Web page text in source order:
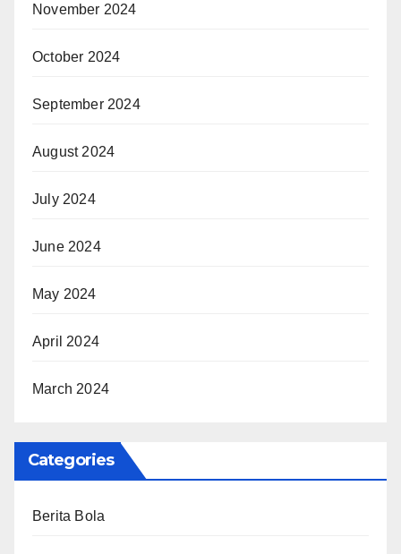
November 2024
October 2024
September 2024
August 2024
July 2024
June 2024
May 2024
April 2024
March 2024
Categories
Berita Bola